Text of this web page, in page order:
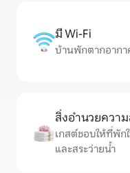
มี Wi-Fi
บ้านพักตากอากา
สิ่งอำนวยควา
เกสต์ชอบให้ที่พัก
และสระว่ายน้ำ